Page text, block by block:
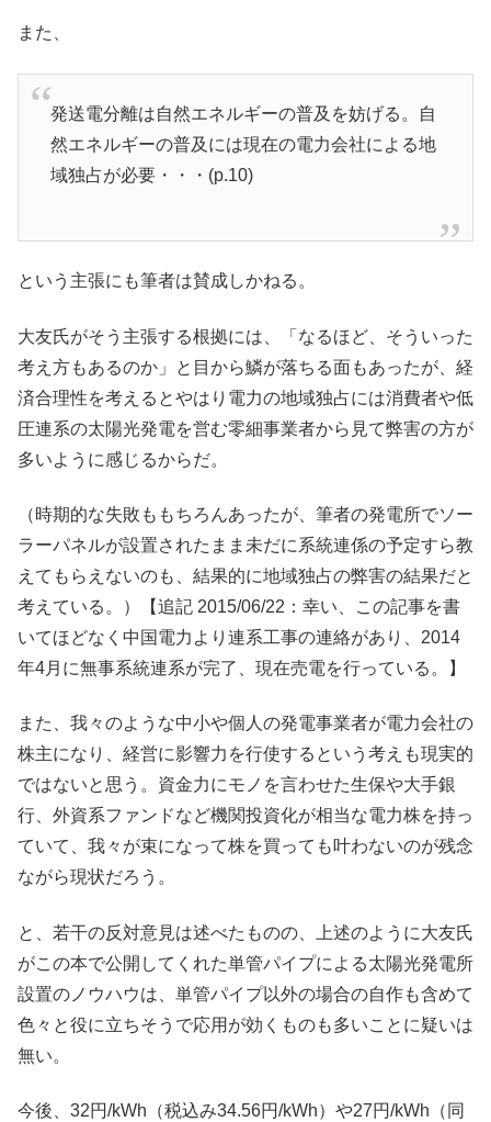
また、
発送電分離は自然エネルギーの普及を妨げる。自
然エネルギーの普及には現在の電力会社による地
域独占が必要・・・(p.10)
という主張にも筆者は賛成しかねる。
大友氏がそう主張する根拠には、「なるほど、そういった
考え方もあるのか」と目から鱗が落ちる面もあったが、経
済合理性を考えるとやはり電力の地域独占には消費者や低
圧連系の太陽光発電を営む零細事業者から見て弊害の方が
多いように感じるからだ。
（時期的な失敗ももちろんあったが、筆者の発電所でソー
ラーパネルが設置されたまま未だに系統連係の予定すら教
えてもらえないのも、結果的に地域独占の弊害の結果だと
考えている。）【追記 2015/06/22：幸い、この記事を書
いてほどなく中国電力より連系工事の連絡があり、2014
年4月に無事系統連系が完了、現在売電を行っている。】
また、我々のような中小や個人の発電事業者が電力会社の
株主になり、経営に影響力を行使するという考えも現実的
ではないと思う。資金力にモノを言わせた生保や大手銀
行、外資系ファンドなど機関投資化が相当な電力株を持っ
ていて、我々が束になって株を買っても叶わないのが残念
ながら現状だろう。
と、若干の反対意見は述べたものの、上述のように大友氏
がこの本で公開してくれた単管パイプによる太陽光発電所
設置のノウハウは、単管パイプ以外の場合の自作も含めて
色々と役に立ちそうで応用が効くものも多いことに疑いは
無い。
今後、32円/kWh（税込み34.56円/kWh）や27円/kWh（同